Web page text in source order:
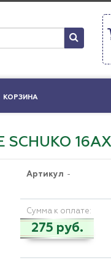
КОРЗИНА
SCHUKO
Артикул -
Сумма к оплате:
275 руб.